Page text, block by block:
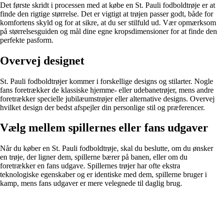
Det første skridt i processen med at købe en St. Pauli fodboldtrøje er at
finde den rigtige størrelse. Det er vigtigt at trøjen passer godt, både for
komfortens skyld og for at sikre, at du ser stilfuld ud. Vær opmærksom
på størrelsesguiden og mål dine egne kropsdimensioner for at finde den
perfekte pasform.
Overvej designet
St. Pauli fodboldtrøjer kommer i forskellige designs og stilarter. Nogle
fans foretrækker de klassiske hjemme- eller udebanetrøjer, mens andre
foretrækker specielle jubilæumstrøjer eller alternative designs. Overvej
hvilket design der bedst afspejler din personlige stil og præferencer.
Vælg mellem spillernes eller fans udgaver
Når du køber en St. Pauli fodboldtrøje, skal du beslutte, om du ønsker
en trøje, der ligner dem, spillerne bærer på banen, eller om du
foretrækker en fans udgave. Spillernes trøjer har ofte ekstra
teknologiske egenskaber og er identiske med dem, spillerne bruger i
kamp, mens fans udgaver er mere velegnede til daglig brug.